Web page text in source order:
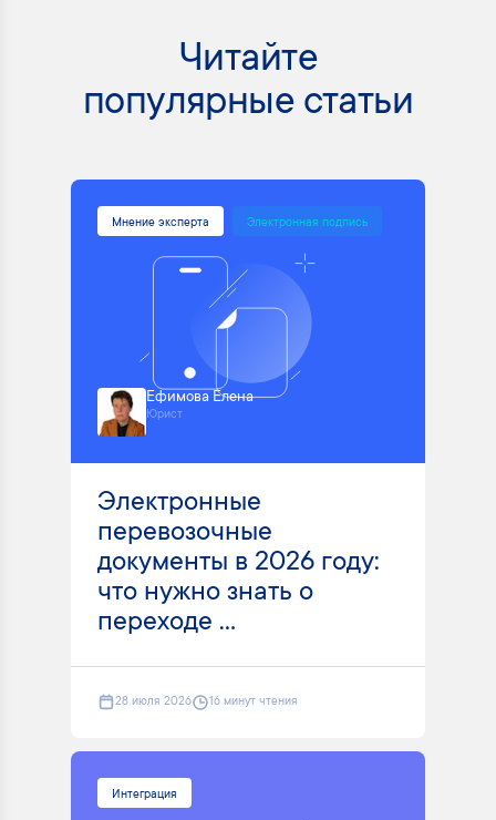
Читайте
популярные статьи
Мнение эксперта Электронная подпись
Ефимова Елена
Юрист
Электронные
перевозочные
документы в 2026 году:
что нужно знать о
переходе ...
28 июля 2026 16 минут чтения
Интеграция